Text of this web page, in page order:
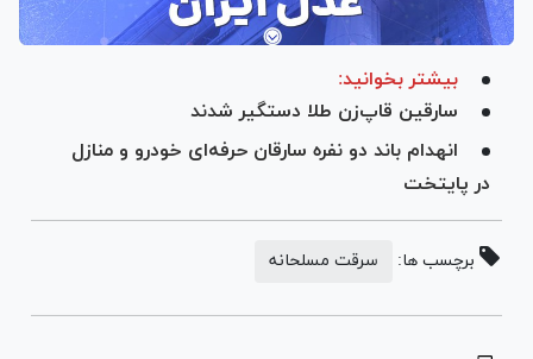
بیشتر بخوانید:
سارقین قاپ‌زن طلا دستگیر شدند
انهدام باند دو نفره سارقان حرفه‌ای خودرو و منازل
در پایتخت
برچسب ها: سرقت مسلحانه